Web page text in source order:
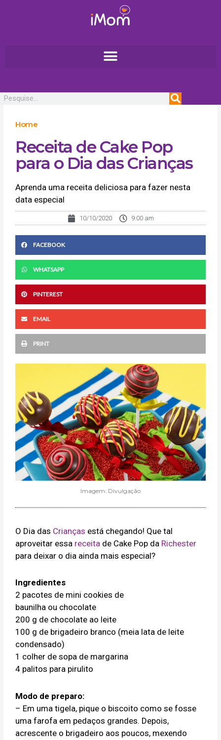
Home
Receita de Cake Pop
para o Dia das Crianças
Aprenda uma receita deliciosa para fazer nesta
data especial
10/10/2020 9:00 am
FACEBOOK
WHATSAPP
PINTEREST
EMAIL
PRINT
Imagem: Divulgação
O Dia das Crianças está chegando! Que tal
aproveitar essa receita de Cake Pop da Richester
para deixar o dia ainda mais especial?
Ingredientes
2 pacotes de mini cookies de
baunilha ou chocolate
200 g de chocolate ao leite
100 g de brigadeiro branco (meia lata de leite
condensado)
1 colher de sopa de margarina
4 palitos para pirulito
Modo de preparo:
– Em uma tigela, pique o biscoito como se fosse
uma farofa em pedaços grandes. Depois,
acrescente o brigadeiro aos poucos, mexendo